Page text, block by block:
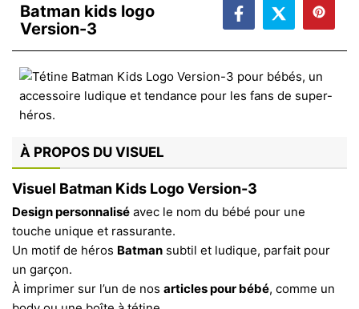
Batman kids logo
Version-3
À PROPOS DU VISUEL
Visuel Batman Kids Logo Version-3
Design personnalisé avec le nom du bébé pour une
touche unique et rassurante.
Un motif de héros Batman subtil et ludique, parfait pour
un garçon.
À imprimer sur l’un de nos articles pour bébé, comme un